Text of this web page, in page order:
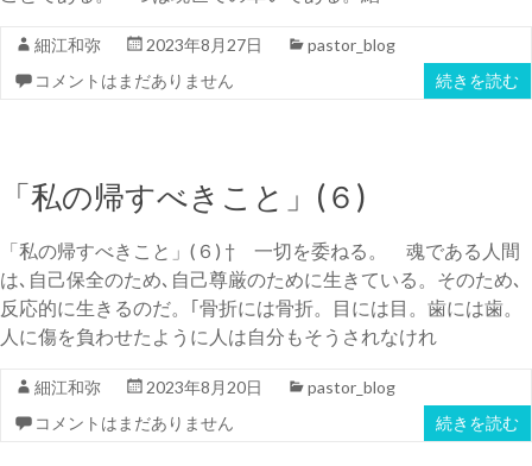
細江和弥 2023年8月27日
pastor_blog
コメントはまだありません
続きを読む
「私の帰すべきこと」(６)
「私の帰すべきこと」(６) † 一切を委ねる。 魂である人間
は､自己保全のため､自己尊厳のために生きている。そのため､
反応的に生きるのだ。｢骨折には骨折。目には目。歯には歯。
人に傷を負わせたように人は自分もそうされなけれ
細江和弥 2023年8月20日
pastor_blog
コメントはまだありません
続きを読む